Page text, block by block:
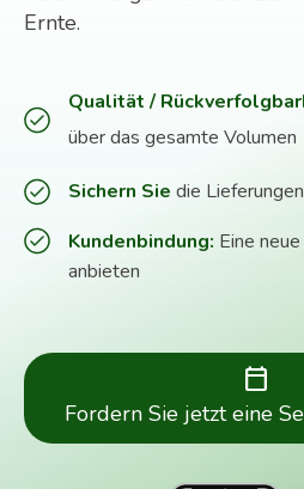
Ernte.
Qualität /
über das gesamte Volumen
Sichern Sie die
Kundenbindung: Eine
anbieten
calendar_today
Fordern Sie jetzt eine